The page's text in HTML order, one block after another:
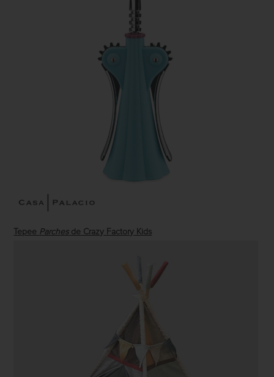
Tepee Parchesde Crazy Factory Kids